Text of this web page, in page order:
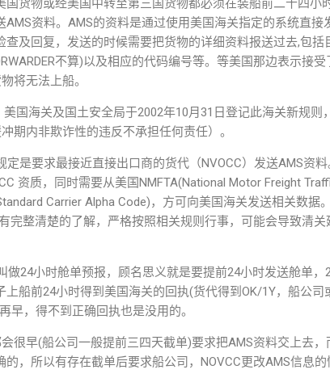
货物或经美国中转至第三国货物都必须在装船前二十四小
资料。AMS的资料是通过使用美国海关指定的系统直接
及回复，发送的时候需要把货物的详细资料报送过去,包括
不算)以及相应的代码编号等。等美国那边表示接受
将无法上船。
国海关及国土安全局于2002年10月31日登记此海关新规则
期内非欺诈性的违反不承担任何责任）。
是要求最接近直接出口商的货代（NVOCC）发送AMS资
资质，同时需要从美国NMFTA(National Motor Freight
Carrier Alpha Code)，方可向美国海关发送相关数据
完整清楚的了解，严格按照相关规则行事，可能会导致清关
做24小时舱单预报，顾名思义就是要提前24小时发送舱单，
船前24小时得到美国海关的回执(货代得到OK/1Y，船公司
早，得不到正确回执也是没用的。
很早(船公司一般提前三四天截单)要求把AMS资料交上去，
，所以有存在截单后要求船公司，NOVCC更改AMS信息的